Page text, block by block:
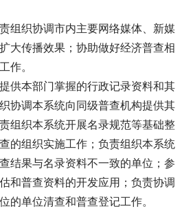
组织协调市内主要网络媒体、新媒
大传播效果；协助做好经济普查相
作。
供本部门掌握的行政记录资料和其
协调本系统向同级普查机构提供其
组织本系统开展名录规范等基础整
的组织实施工作；负责组织本系统
结果与名录资料不一致的单位；参
和普查资料的开发应用；负责协调
的单位清查和普查登记工作。